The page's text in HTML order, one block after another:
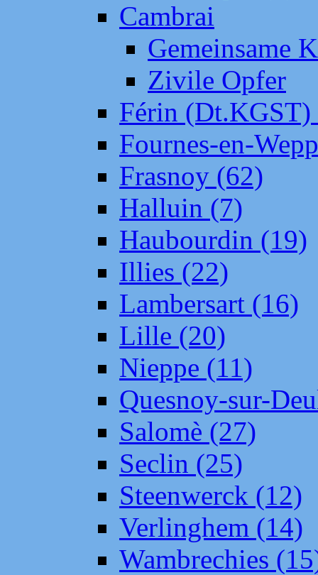
Cambrai
Gemeinsame
Zivile Opfer
Férin (Dt.KGST)
Fournes-en-
Frasnoy (62)
Halluin (7)
Haubourdin (19)
Illies (22)
Lambersart (16)
Lille (20)
Nieppe (11)
Quesnoy-sur-
Salomè (27)
Seclin (25)
Steenwerck (12)
Verlinghem (14)
Wambrechies